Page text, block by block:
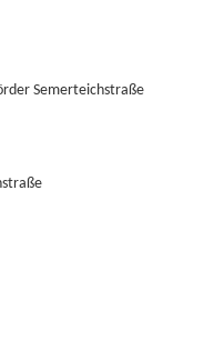
Semerteichstraße